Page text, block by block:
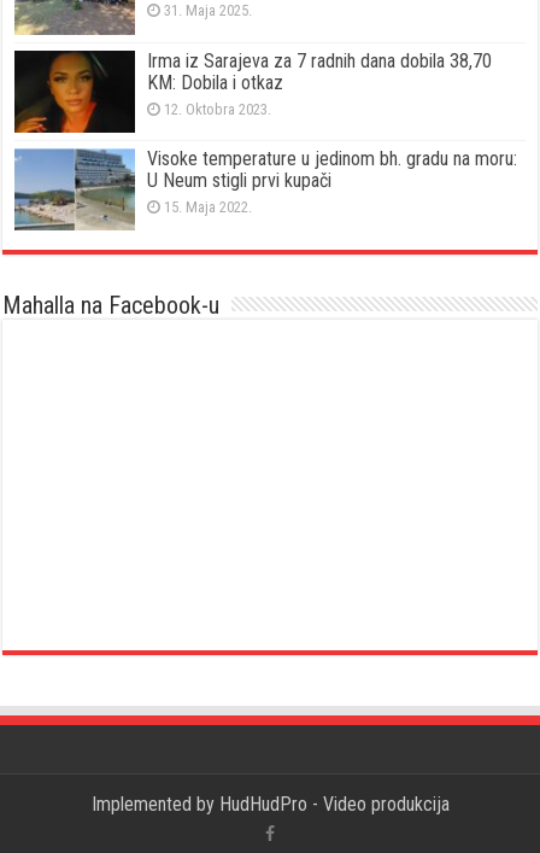
31. Maja 2025.
Irma iz Sarajeva za 7 radnih dana dobila 38,70
KM: Dobila i otkaz
12. Oktobra 2023.
Visoke temperature u jedinom bh. gradu na moru:
U Neum stigli prvi kupači
15. Maja 2022.
Mahalla na Facebook-u
Implemented by HudHudPro - Video produkcija